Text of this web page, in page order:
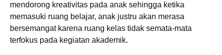
mendorong kreativitas pada anak sehingga ketika
memasuki ruang belajar, anak justru akan merasa
bersemangat karena ruang kelas tidak semata-mata
terfokus pada kegiatan akademik.